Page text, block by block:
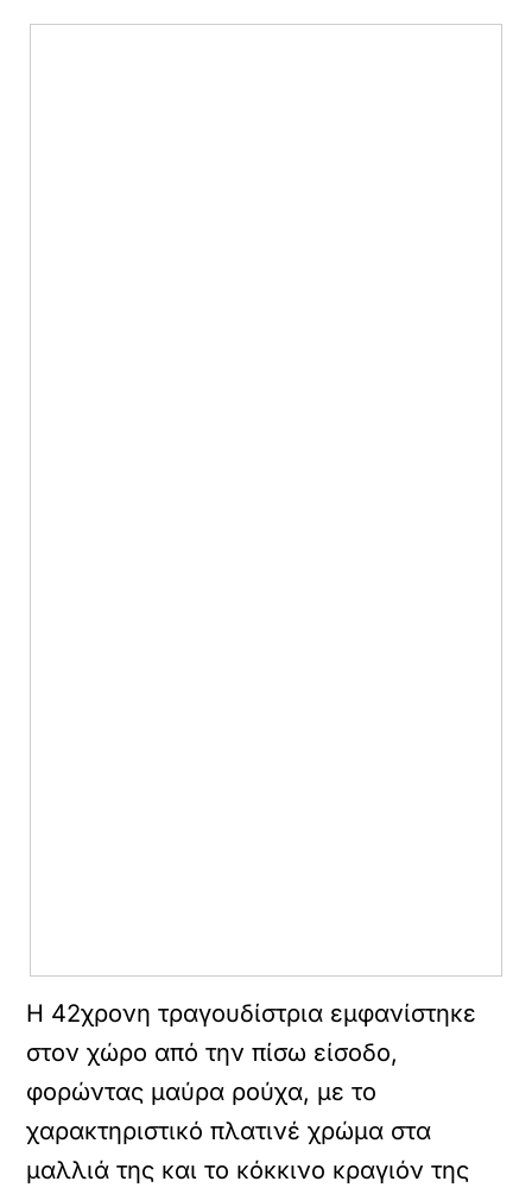
Η 42χρονη τραγουδίστρια εμφανίστηκε
στον χώρο από την πίσω είσοδο,
φορώντας μαύρα ρούχα, με το
χαρακτηριστικό πλατινέ χρώμα στα
μαλλιά της και το κόκκινο κραγιόν της